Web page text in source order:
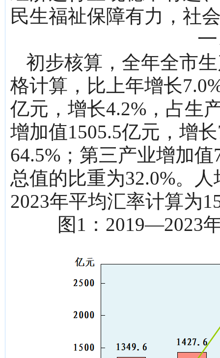
民生福祉保障有力，社
初步核算，全年全市
格计算，比上年增长
亿元，增长4.2%，占生
增加值1505.5亿元，增
64.5%；第三产业增加
总值的比重为32.0%。
2023年平均汇率计算为
图1：2019—2023